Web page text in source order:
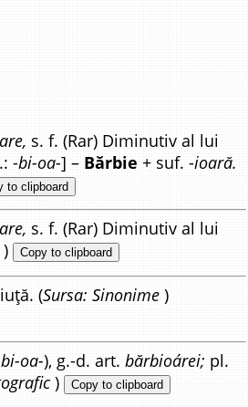
s. f. (Rar) Diminutiv al lui
-bi-oa-] – Bărbie + suf. -ioară.
to clipboard
s. f. (Rar) Diminutiv al lui
) Copy to clipboard
(Sursa: Sinonime )
oa-), g.-d. art.bărbioárei; pl.
) Copy to clipboard